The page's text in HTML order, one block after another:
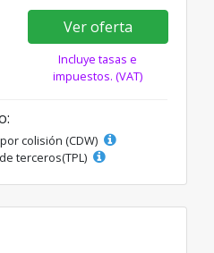
Ver oferta
Incluye tasas e
impuestos. (VAT)
colisión (CDW)
terceros(TPL)